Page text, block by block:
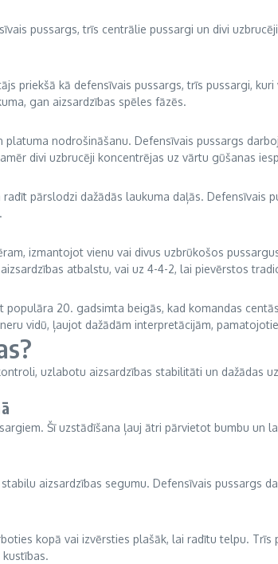
pussargs, trīs centrālie pussargi un divi
priekšā kā defensīvais pussargs, trīs pussargi,
gan aizsardzības spēles fāzēs.
nodrošināšanu. Defensīvais pussargs
divi uzbrucēji koncentrējas uz vārtu gūšanas
pārslodzi dažādās laukuma daļās. Defensīvais
izmantojot vienu vai divus uzbrūkošos
atbalstu, vai uz 4-4-2, lai pievērstos
20. gadsimta beigās, kad komandas
vidū, ļaujot dažādām interpretācijām,
uzlabotu aizsardzības stabilitāti un dažādas
Šī uzstādīšana ļauj ātri pārvietot bumbu un
aizsardzības segumu. Defensīvais pussargs
kopā vai izvērsties plašāk, lai radītu telpu.